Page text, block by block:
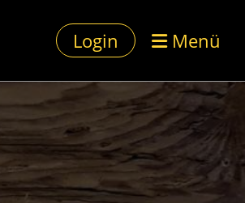
Login Menü